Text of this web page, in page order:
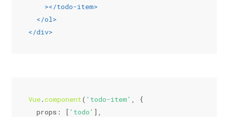
    >
</todo-item>
</ol>
</div>
Vue.component( 'todo-item' , {
props : [ 'todo' ],